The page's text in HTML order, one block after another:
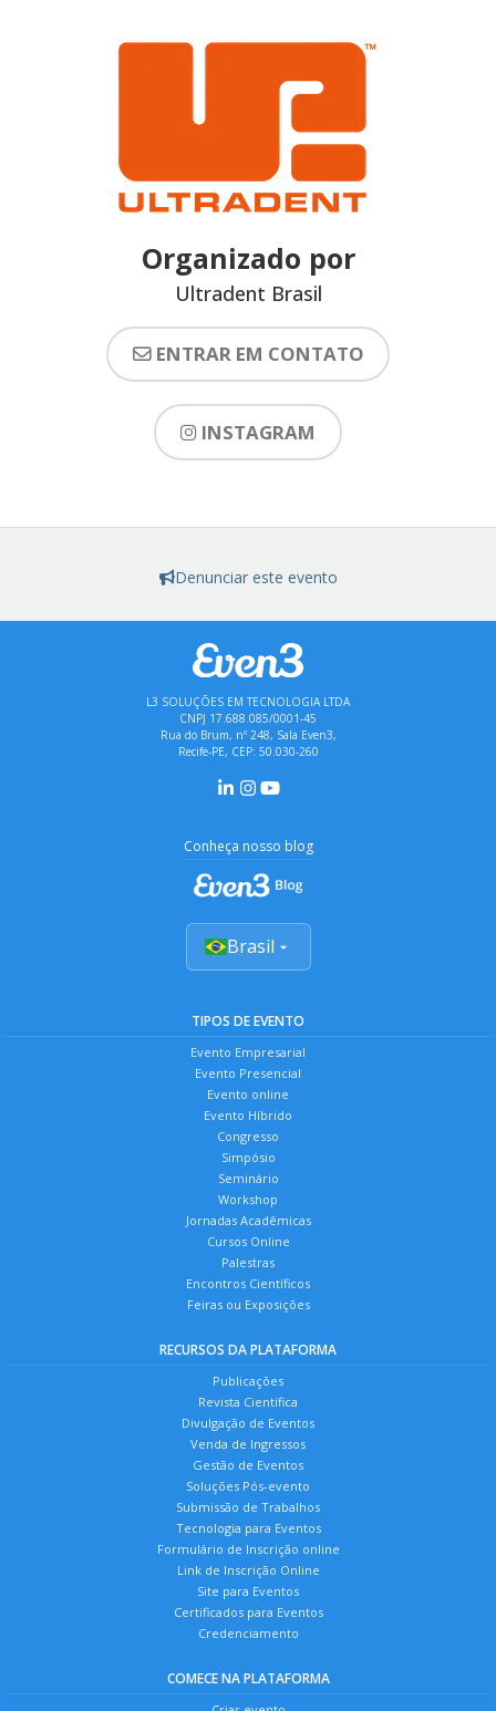
Organizado por
Ultradent Brasil
ENTRAR EM CONTATO
INSTAGRAM
Denunciar este evento
L3 SOLUÇÕES EM TECNOLOGIA LTDA
CNPJ 17.688.085/0001-45
Rua do Brum, nº 248, Sala Even3,
Recife-PE, CEP: 50.030-260
Conheça nosso blog
Brasil
TIPOS DE EVENTO
Evento Empresarial
Evento Presencial
Evento online
Evento Híbrido
Congresso
Simpósio
Seminário
Workshop
Jornadas Acadêmicas
Cursos Online
Palestras
Encontros Científicos
Feiras ou Exposições
RECURSOS DA PLATAFORMA
Publicações
Revista Científica
Divulgação de Eventos
Venda de Ingressos
Gestão de Eventos
Soluções Pós-evento
Submissão de Trabalhos
Tecnologia para Eventos
Formulário de Inscrição online
Link de Inscrição Online
Site para Eventos
Certificados para Eventos
Credenciamento
COMECE NA PLATAFORMA